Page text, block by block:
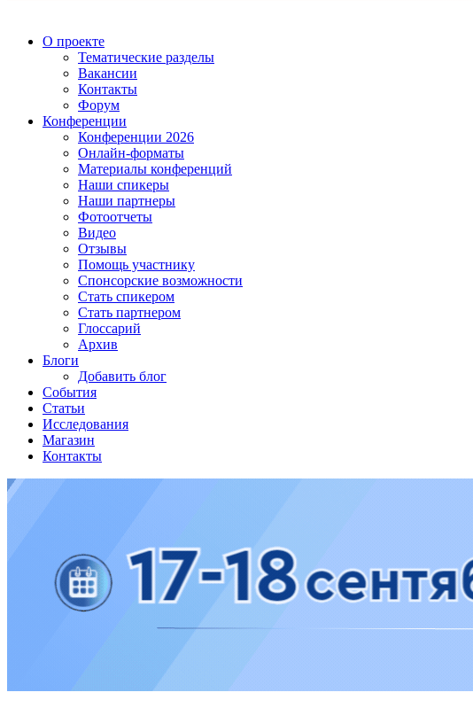
О проекте
Тематические разделы
Вакансии
Контакты
Форум
Конференции
Конференции 2026
Онлайн-форматы
Материалы конференций
Наши спикеры
Наши партнеры
Фотоотчеты
Видео
Отзывы
Помощь участнику
Спонсорские возможности
Стать спикером
Стать партнером
Глоссарий
Архив
Блоги
Добавить блог
События
Статьи
Исследования
Магазин
Контакты